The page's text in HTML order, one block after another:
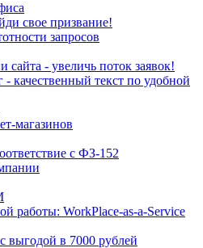
свое призвание!
запросов
- увеличь поток заявок!
- качественный текст по удобной
магазинов
с ФЗ-152
работы: WorkPlace-as-a-Service
выгодой в 7000 рублей